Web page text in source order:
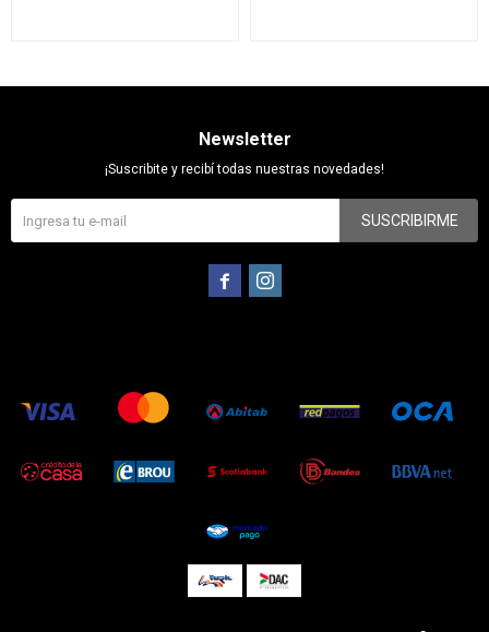
Newsletter
¡Suscribite y recibí todas nuestras novedades!
SUSCRIBIRME
 